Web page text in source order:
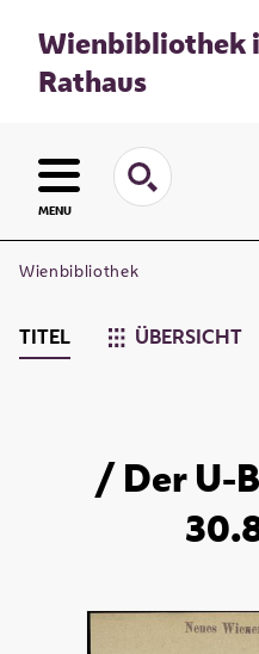
Wienbibliothek
Rathaus
MENU
Wienbibliothek
TITEL ÜBERSICHT
/ Der U-